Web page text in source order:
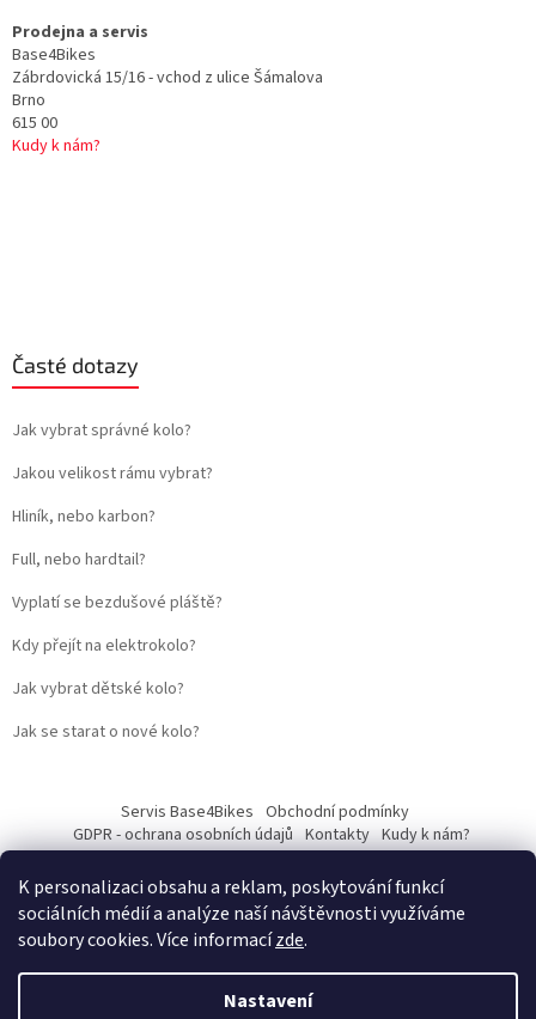
K personalizaci obsahu a reklam, poskytování funkcí
sociálních médií a analýze naší návštěvnosti využíváme
soubory cookies. Více informacízde.
Nastavení
Prodejna a servis
Base4Bikes
Zábrdovická 15/16 - vchod z ulice Šámalova
Brno
615 00
Kudy k nám?
Časté dotazy
Jak vybrat správné kolo?
Jakou velikost rámu vybrat?
Hliník, nebo karbon?
Full, nebo hardtail?
Vyplatí se bezdušové pláště?
Kdy přejít na elektrokolo?
Jak vybrat dětské kolo?
Jak se starat o nové kolo?
Servis Base4Bikes Obchodní podmínky
GDPR - ochrana osobních údajů Kontakty Kudy k nám?
Vytvořil Shoptet
Martin Kostelka – prodbykosta